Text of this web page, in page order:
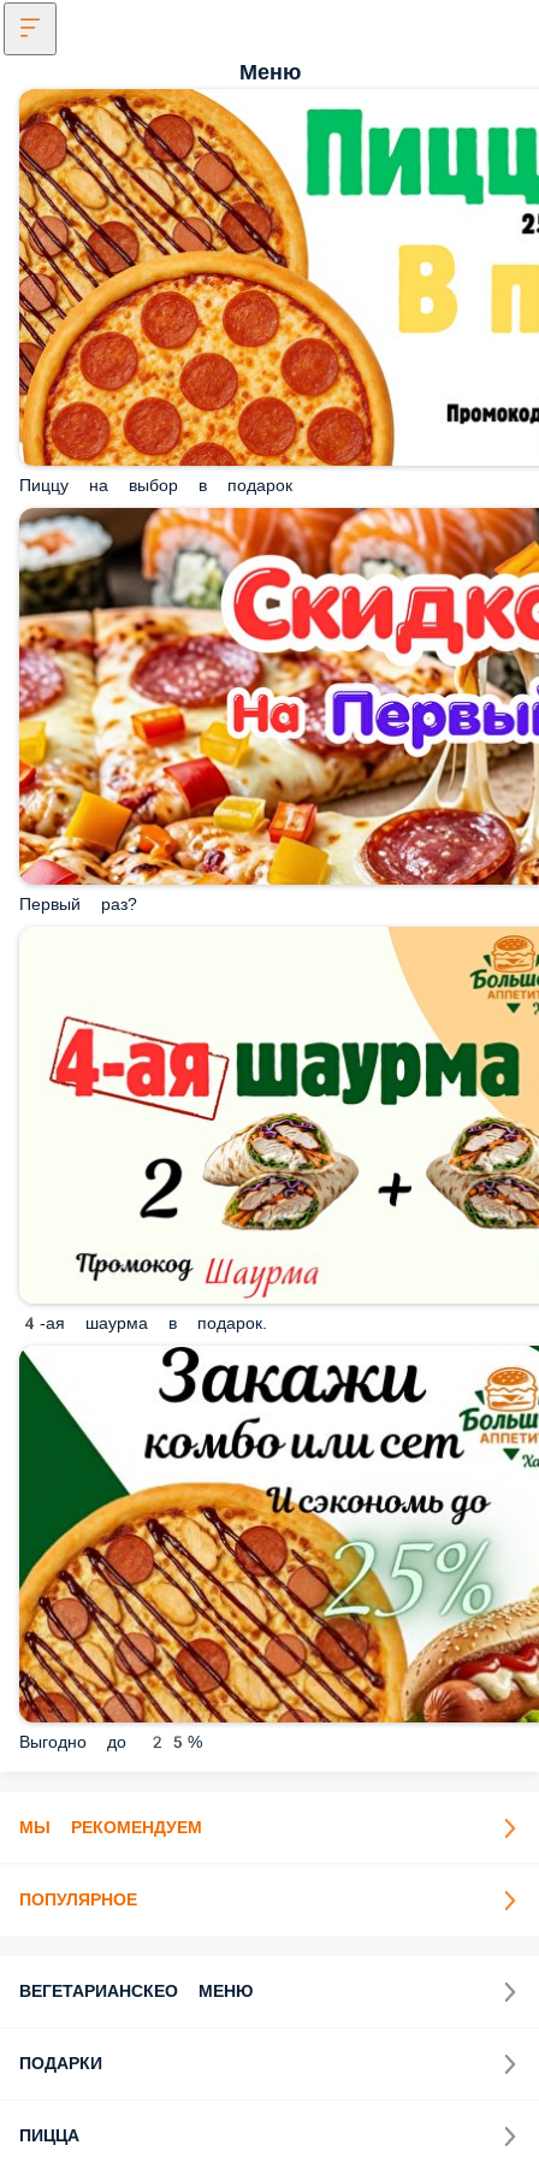
Меню
Пиццу на выбор в подарок
Первый раз?
4-ая шаурма в подарок.
Выгодно до 25%
МЫ РЕКОМЕНДУЕМ
ПОПУЛЯРНОЕ
ВЕГЕТАРИАНСКЕО МЕНЮ
ПОДАРКИ
ПИЦЦА